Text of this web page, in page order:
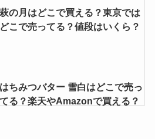
を紹介！
萩の月はどこで買える？東京では
どこで売ってる？値段はいくら？
はちみつバター 雪白はどこで売っ
てる？楽天やAmazonで買える？